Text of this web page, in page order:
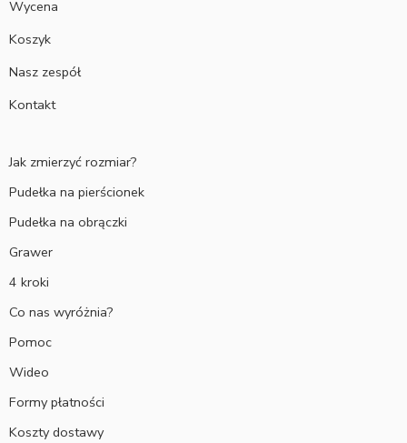
Wycena
Koszyk
Nasz zespół
Kontakt
Jak zmierzyć rozmiar?
Pudełka na pierścionek
Pudełka na obrączki
Grawer
4 kroki
Co nas wyróżnia?
Pomoc
Wideo
Formy płatności
Koszty dostawy